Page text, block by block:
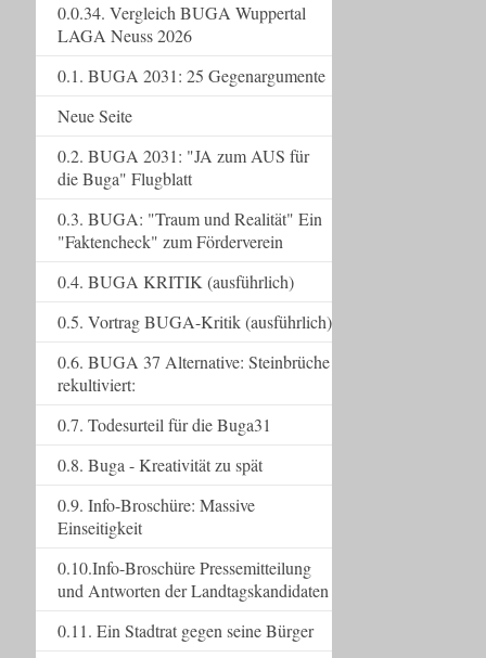
0.0.34. Vergleich BUGA Wuppertal
LAGA Neuss 2026
0.1. BUGA 2031: 25 Gegenargumente
Neue Seite
0.2. BUGA 2031: "JA zum AUS für
die Buga" Flugblatt
0.3. BUGA: "Traum und Realität" Ein
"Faktencheck" zum Förderverein
0.4. BUGA KRITIK (ausführlich)
0.5. Vortrag BUGA-Kritik (ausführlich)
0.6. BUGA 37 Alternative: Steinbrüche
rekultiviert:
0.7. Todesurteil für die Buga31
0.8. Buga - Kreativität zu spät
0.9. Info-Broschüre: Massive
Einseitigkeit
0.10.Info-Broschüre Pressemitteilung
und Antworten der Landtagskandidaten
0.11. Ein Stadtrat gegen seine Bürger